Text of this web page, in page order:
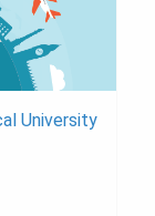
University